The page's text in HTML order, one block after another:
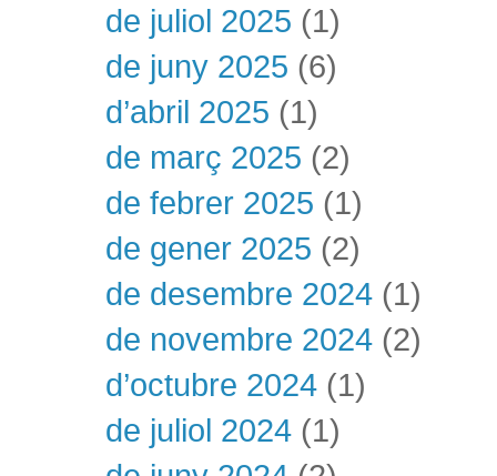
de juliol 2025 (1)
de juny 2025 (6)
d’abril 2025 (1)
de març 2025 (2)
de febrer 2025 (1)
de gener 2025 (2)
de desembre 2024 (1)
de novembre 2024 (2)
d’octubre 2024 (1)
de juliol 2024 (1)